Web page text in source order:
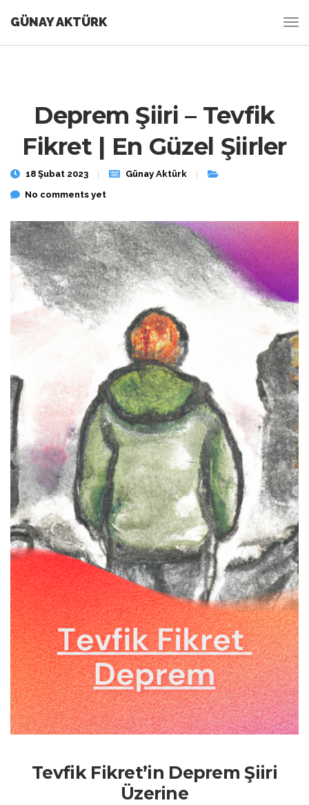
GÜNAY AKTÜRK
Deprem Şiiri – Tevfik
Fikret | En Güzel Şiirler
18 Şubat 2023
Günay Aktürk
No comments yet
Tevfik Fikret’in Deprem Şiiri
Üzerine